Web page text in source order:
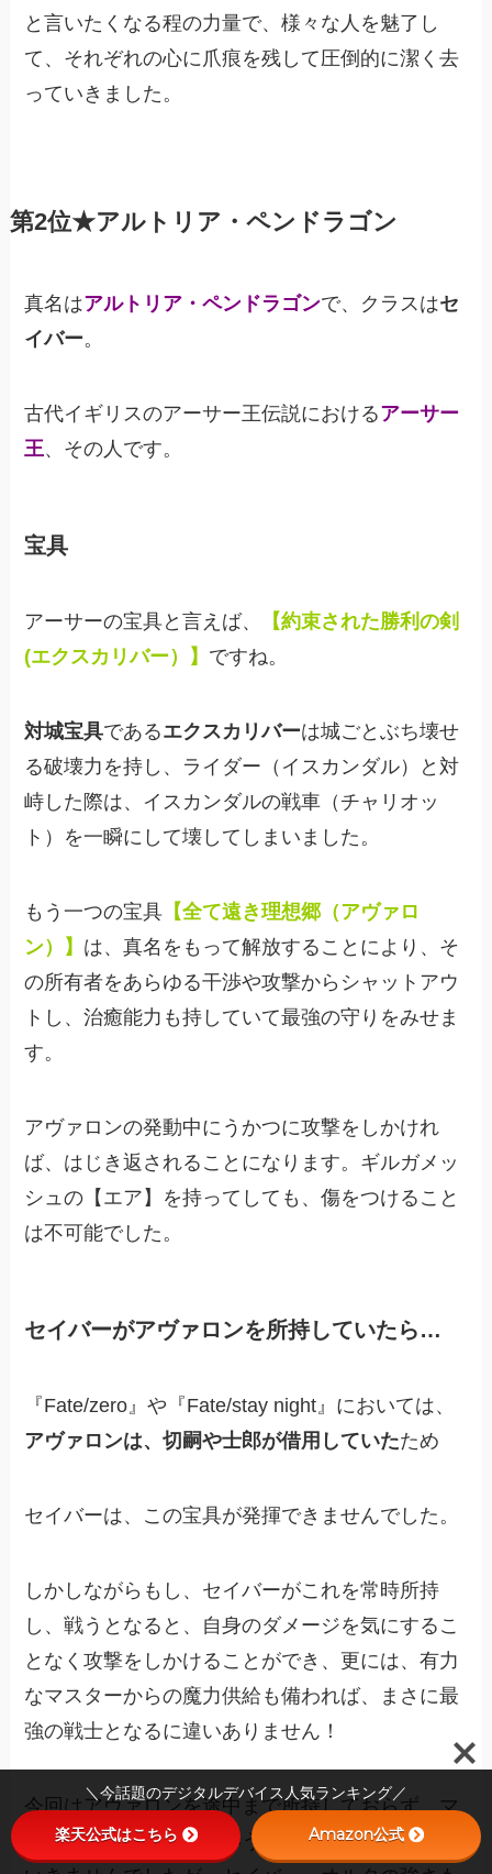
と言いたくなる程の力量で、様々な人を魅了し
て、それぞれの心に爪痕を残して圧倒的に潔く去
っていきました。
第2位★アルトリア・ペンドラゴン
真名はアルトリア・ペンドラゴンで、 クラスはセ
イバー。
古代イギリスのアーサー王伝説におけるアーサー
王、その人です。
宝具
アーサーの宝具と言えば、
【約束された勝利の剣
(エクスカリバー）】 ですね。
対城宝具であるエクスカリバーは城ごとぶち壊せ
る破壊力を持し、ライダー（イスカンダル）と対
峙した際は、イスカンダルの戦車（チャリオッ
ト）を一瞬にして壊してしまいました。
もう一つの宝具 【全て遠き理想郷（アヴァロ
ン）】 は、真名をもって解放することにより、そ
の所有者をあらゆる干渉や攻撃からシャットアウ
トし、治癒能力も持していて最強の守りをみせま
す。
アヴァロンの発動中にうかつに攻撃をしかけれ
ば、はじき返されることになります。ギルガメッ
シュの【エア】を持ってしても、傷をつけること
は不可能でした。
セイバーがアヴァロンを所持していたら…
『Fate/zero』や『Fate/stay night』においては、
アヴァロンは、切嗣や士郎が借用していたため
セイバーは、この宝具が発揮できませんでした。
しかしながらもし、セイバーがこれを常時所持
し、戦うとなると、自身のダメージを気にするこ
となく攻撃をしかけることができ、更には、有力
なマスターからの魔力供給も備われば、まさに最
強の戦士となるに違いありません！
今回はアヴァロンを途中まで所持しておらず、マ
スターも士郎や切嗣ということで、最強とまでは
＼今話題のデジタルデバイス人気ランキング／
楽天公式はこちら Amazon公式